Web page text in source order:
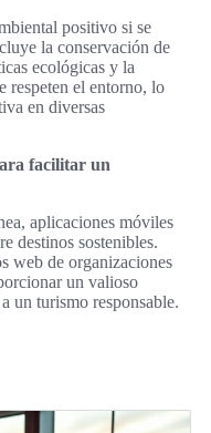
positivo si se
la conservación de
ecológicas y la
respeten el entorno, lo
en diversas
facilitar un
aplicaciones móviles
destinos sostenibles.
web de organizaciones
un valioso
un turismo responsable.